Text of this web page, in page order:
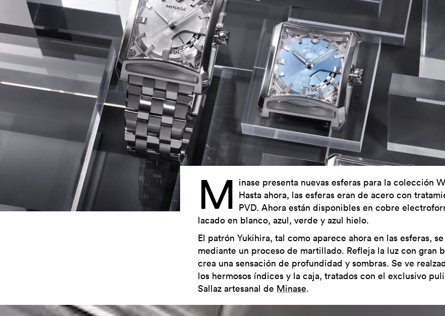
M inase presenta nuevas esferas para la colección
Hasta ahora, las esferas eran de acero con
PVD. Ahora están disponibles en cobre
lacado en blanco, azul, verde y azul hielo.
El patrón Yukihira, tal como aparece ahora en las esferas,
mediante un proceso de martillado. Refleja la luz con gran
crea una sensación de profundidad y sombras. Se ve
los hermosos índices y la caja, tratados con el exclusivo
Sallaz artesanal de Minase.